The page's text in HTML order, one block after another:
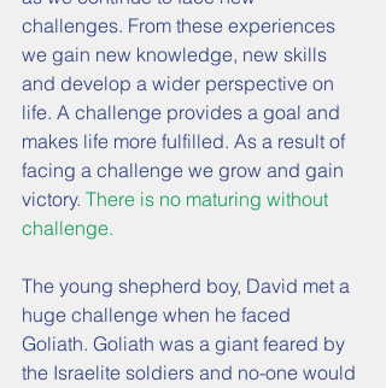
challenges. From these experiences
we gain new knowledge, new skills
and develop a wider perspective on
life. A challenge provides a goal and
makes life more fulfilled. As a result of
facing a challenge we grow and gain
victory. There is no maturing without
challenge.
The young shepherd boy, David met a
huge challenge when he faced
Goliath. Goliath was a giant feared by
the Israelite soldiers and no-one would